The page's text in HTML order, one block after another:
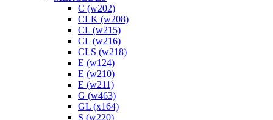
C (w202)
CLK (w208)
CL (w215)
CL (w216)
CLS (w218)
E (w124)
E (w210)
E (w211)
G (w463)
GL (x164)
S (w220)